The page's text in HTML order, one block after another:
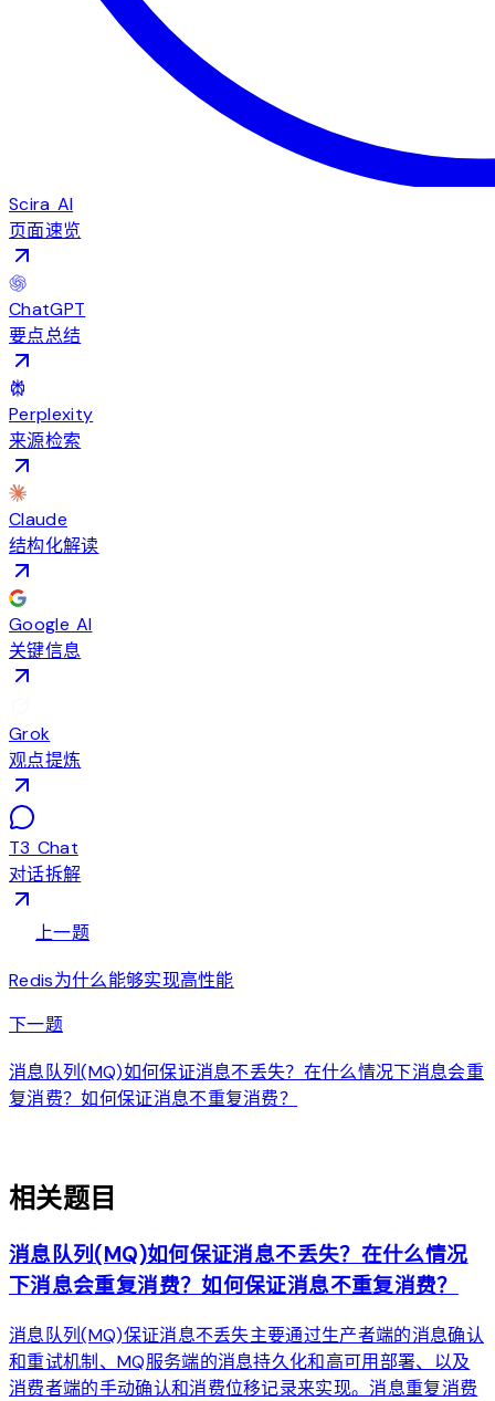
Scira AI
页面速览
ChatGPT
要点总结
Perplexity
来源检索
Claude
结构化解读
Google AI
关键信息
Grok
观点提炼
T3 Chat
对话拆解
上一题
Redis为什么能够实现高性能
下一题arrow_forward
消息队列(MQ)如何保证消息不丢失？在什么情况下消息会重
复消费？如何保证消息不重复消费？
相关题目
消息队列(MQ)如何保证消息不丢失？在什么情况
下消息会重复消费？如何保证消息不重复消费？
消息队列(MQ)保证消息不丢失主要通过生产者端的消息确认
和重试机制、MQ服务端的消息持久化和高可用部署、以及
消费者端的手动确认和消费位移记录来实现。消息重复消费